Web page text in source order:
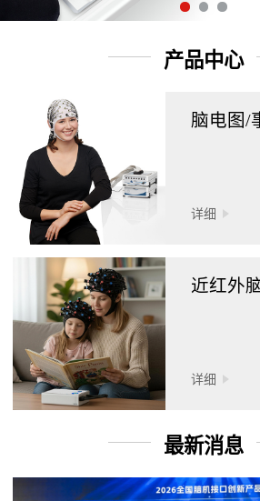
产品中心
脑电图/
详细
近红外
详细
最新消息